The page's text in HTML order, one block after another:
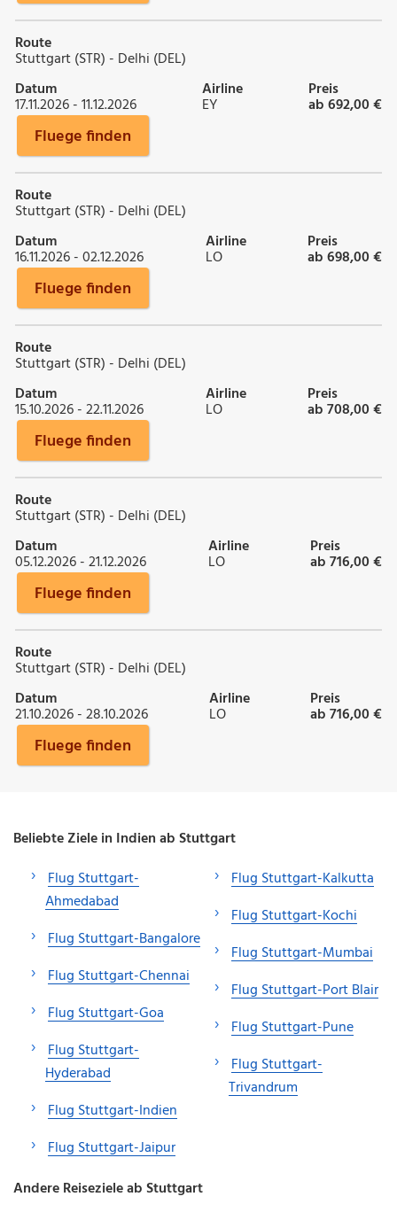
Route
Stuttgart (STR) - Delhi (DEL)
Datum
17.11.2026 - 11.12.2026
Airline
EY
Preis
ab 692,00 €
Fluege finden
Route
Stuttgart (STR) - Delhi (DEL)
Datum
16.11.2026 - 02.12.2026
Airline
LO
Preis
ab 698,00 €
Fluege finden
Route
Stuttgart (STR) - Delhi (DEL)
Datum
15.10.2026 - 22.11.2026
Airline
LO
Preis
ab 708,00 €
Fluege finden
Route
Stuttgart (STR) - Delhi (DEL)
Datum
05.12.2026 - 21.12.2026
Airline
LO
Preis
ab 716,00 €
Fluege finden
Route
Stuttgart (STR) - Delhi (DEL)
Datum
21.10.2026 - 28.10.2026
Airline
LO
Preis
ab 716,00 €
Fluege finden
Beliebte Ziele in Indien ab Stuttgart
Flug Stuttgart-
Ahmedabad
Flug Stuttgart-Bangalore
Flug Stuttgart-Chennai
Flug Stuttgart-Goa
Flug Stuttgart-
Hyderabad
Flug Stuttgart-Indien
Flug Stuttgart-Jaipur
Flug Stuttgart-Kalkutta
Flug Stuttgart-Kochi
Flug Stuttgart-Mumbai
Flug Stuttgart-Port Blair
Flug Stuttgart-Pune
Flug Stuttgart-
Trivandrum
Andere Reiseziele ab Stuttgart